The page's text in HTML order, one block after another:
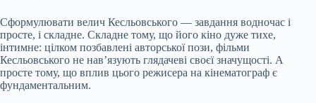
Сформулювати велич Кесльовського — завдання водночас і
просте, і складне. Складне тому, що його кіно дуже тихе,
інтимне: цілком позбавлені авторської пози, фільми
Кесльовського не нав’язують глядачеві своєї значущості. А
просте тому, що вплив цього режисера на кінематограф є
фундаментальним.